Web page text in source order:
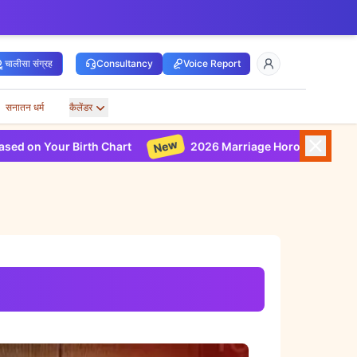
चालीसा संग्रह Consultancy Voice Report
सनातन धर्म कैलेंडर
Chart New 2026 Marriage Horoscope Based on Your